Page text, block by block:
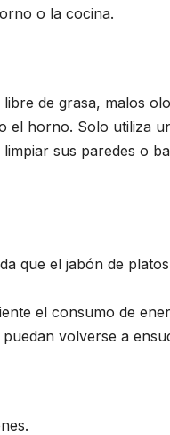
o la cocina.
de grasa, malos
el horno. Solo utiliza
sus paredes o
que el jabón de
el consumo de
volverse a